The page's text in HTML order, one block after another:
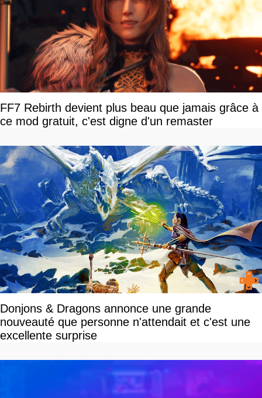
FF7 Rebirth devient plus beau que jamais grâce à
ce mod gratuit, c'est digne d'un remaster
Donjons & Dragons annonce une grande
nouveauté que personne n'attendait et c'est une
excellente surprise